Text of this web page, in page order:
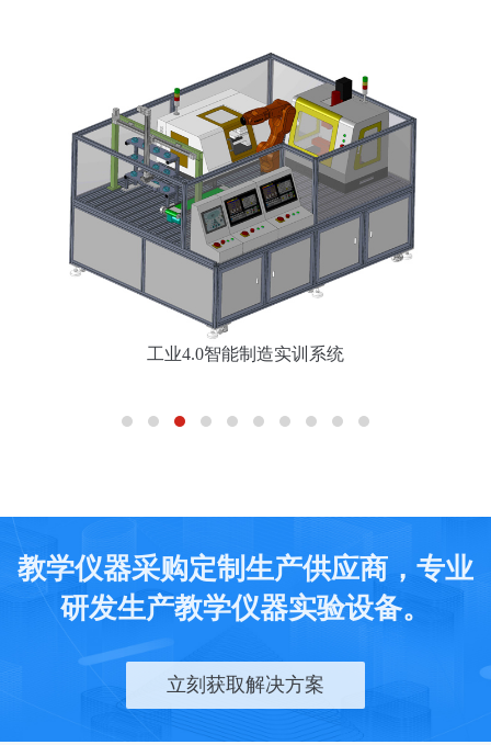
工业4.0智能制造实训系统
教学仪器采购定制生产供应商，专业
研发生产教学仪器实验设备。
立刻获取解决方案